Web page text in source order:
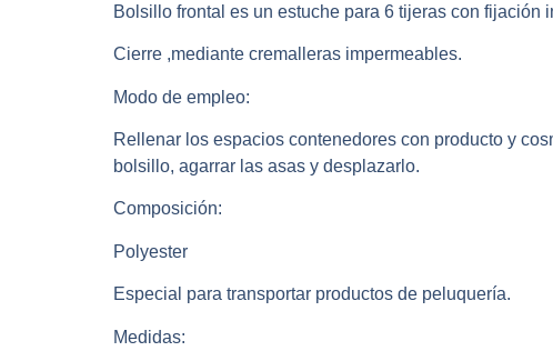
Bolsillo frontal es un estuche para 6 tijeras con fijación
Cierre ,mediante cremalleras impermeables.
Modo de empleo:
Rellenar los espacios contenedores con producto y
bolsillo, agarrar las asas y desplazarlo.
Composición:
Polyester
Especial para transportar productos de peluquería.
Medidas: